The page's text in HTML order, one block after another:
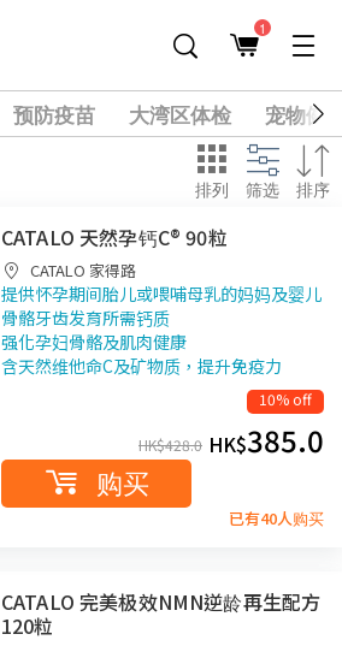
1
预防疫苗 大湾区体检
宠物健
排列 筛选 排序
CATALO 天然孕钙C® 90粒
CATALO 家得路
提供怀孕期间胎儿或喂哺母乳的妈妈及婴儿
骨骼牙齿发育所需钙质
强化孕妇骨骼及肌肉健康
含天然维他命C及矿物质，提升免疫力
10% off
HK$428.0 HK$385.0
购买
已有40人购买
CATALO 完美极效NMN逆龄再生配方
120粒